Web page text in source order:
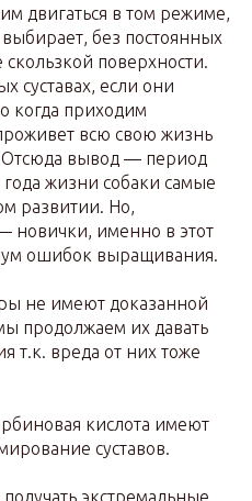
двигаться в том режиме,
без постоянных
поверхности.
суставах, если они
когда приходим
всю свою жизнь
Отсюда вывод — период
жизни собаки самые
развитии. Но,
новички, именно в этот
ошибок выращивания.
не имеют доказанной
продолжаем их давать
т.к. вреда от них тоже
кислота имеют
суставов.
экстремальные